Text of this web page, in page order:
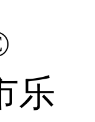
乐